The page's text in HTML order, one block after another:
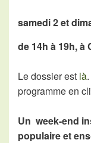
samedi 2 et
de 14h à 19h, à
Le dossier est là
programme en
Un week-end
populaire et